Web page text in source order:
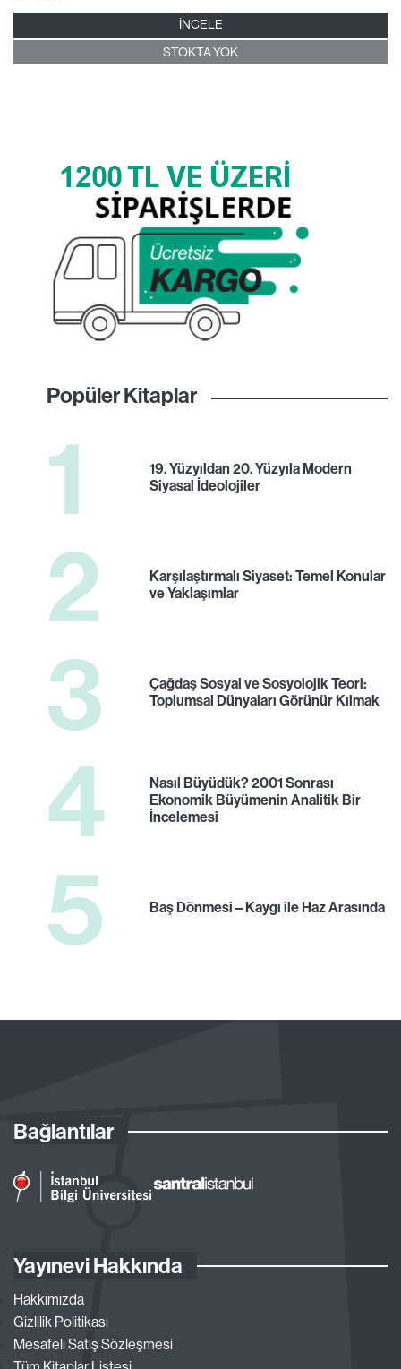
İNCELE
STOKTA YOK
Popüler Kitaplar
1
19. Yüzyıldan 20. Yüzyıla Modern
Siyasal İdeolojiler
2
Karşılaştırmalı Siyaset: Temel Konular
ve Yaklaşımlar
3
Çağdaş Sosyal ve Sosyolojik Teori:
Toplumsal Dünyaları Görünür Kılmak
4
Nasıl Büyüdük? 2001 Sonrası
Ekonomik Büyümenin Analitik Bir
İncelemesi
5 Baş Dönmesi – Kaygı ile Haz Arasında
Bağlantılar
Yayınevi Hakkında
Hakkımızda
Gizlilik Politikası
Mesafeli Satış Sözleşmesi